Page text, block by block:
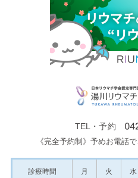
TEL・予約
《完全予約制》予めお電話
診療時間 月 火 水